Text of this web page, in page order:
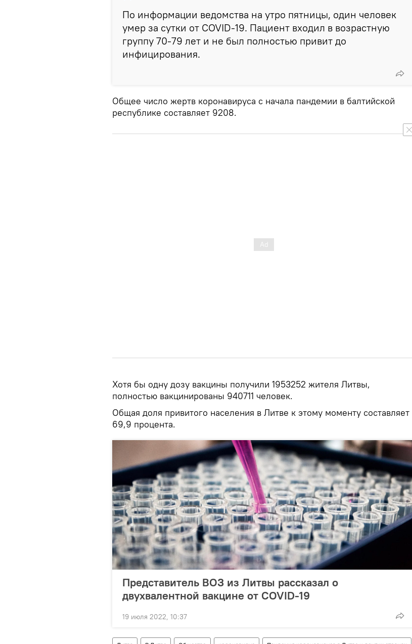
По информации ведомства на утро пятницы, один человек
умер за сутки от COVID-19. Пациент входил в возрастную
группу 70-79 лет и не был полностью привит до
инфицирования.
Общее число жертв коронавируса с начала пандемии в балтийской
республике составляет 9208.
Хотя бы одну дозу вакцины получили 1953252 жителя Литвы,
полностью вакцинированы 940711 человек.
Общая доля привитого населения в Литве к этому моменту составляет
69,9 процента.
Представитель ВОЗ из Литвы рассказал о
двухвалентной вакцине от COVID-19
19 июля 2022, 10:37